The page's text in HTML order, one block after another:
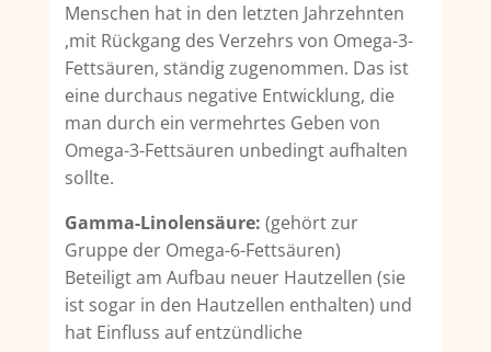
Menschen hat in den letzten Jahrzehnten
,mit Rückgang des Verzehrs von Omega-3-
Fettsäuren, ständig zugenommen. Das ist
eine durchaus negative Entwicklung, die
man durch ein vermehrtes Geben von
Omega-3-Fettsäuren unbedingt aufhalten
sollte.
Gamma-Linolensäure: (gehört zur
Gruppe der Omega-6-Fettsäuren)
Beteiligt am Aufbau neuer Hautzellen (sie
ist sogar in den Hautzellen enthalten) und
hat Einfluss auf entzündliche